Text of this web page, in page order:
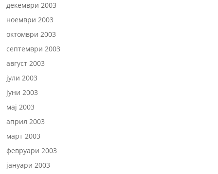
декември 2003
ноември 2003
октомври 2003
септември 2003
август 2003
јули 2003
јуни 2003
мај 2003
април 2003
март 2003
февруари 2003
јануари 2003